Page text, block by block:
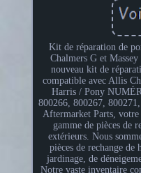
Kit de réparation de
Chalmers G et
nouveau kit de
compatible avec Allis
Harris / Pony
800266, 800267,
Aftermarket Parts, votre
gamme de pièces de
extérieurs. Nous
pièces de rechange de
jardinage, de
Notre vaste inventaire